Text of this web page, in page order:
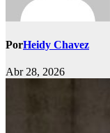
PorHeidy Chavez
Abr 28, 2026